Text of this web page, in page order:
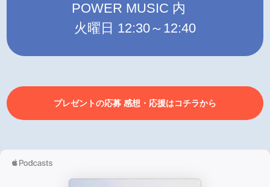
POWER MUSIC 内
火曜日 12:30～12:40
プレゼントの応募 感想・応援はコチラから